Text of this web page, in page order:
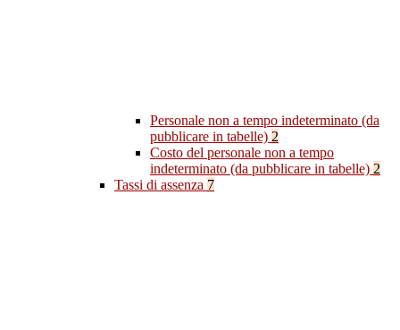
Personale non a tempo indeterminato (da
pubblicare in tabelle) 2
Costo del personale non a tempo
indeterminato (da pubblicare in tabelle) 2
Tassi di assenza 7